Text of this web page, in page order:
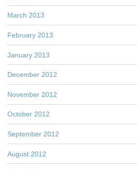
March 2013
February 2013
January 2013
December 2012
November 2012
October 2012
September 2012
August 2012